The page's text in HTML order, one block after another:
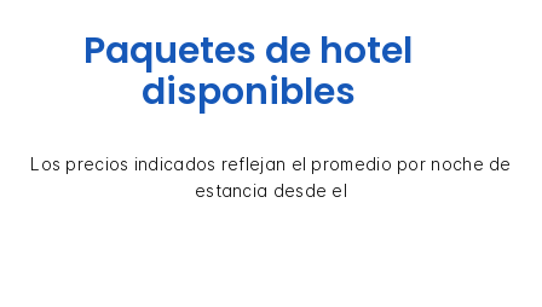
Paquetes de hotel
disponibles
Los precios indicados reflejan el promedio por noche de
estancia desde el